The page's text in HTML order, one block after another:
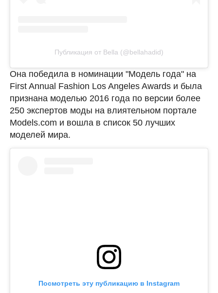
Публикация от Bella (@bellahadid)
Она победила в номинации "Модель года" на
First Annual Fashion Los Angeles Awards и была
признана моделью 2016 года по версии более
250 экспертов моды на влиятельном портале
Models.com и вошла в список 50 лучших
моделей мира.
Посмотреть эту публикацию в Instagram